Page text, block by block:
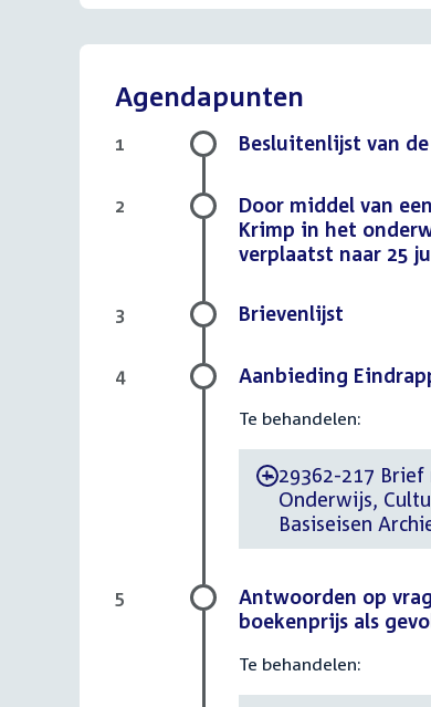
Agendapunten
Besluitenlijst van
1
Door middel van
Krimp in het
verplaatst naar 25
2
Brievenlijst
3
Aanbieding
Te behandelen:
-29362-217
Onderwijs,
Basiseisen
4
Antwoorden op
boekenprijs als
Te behandelen:
5